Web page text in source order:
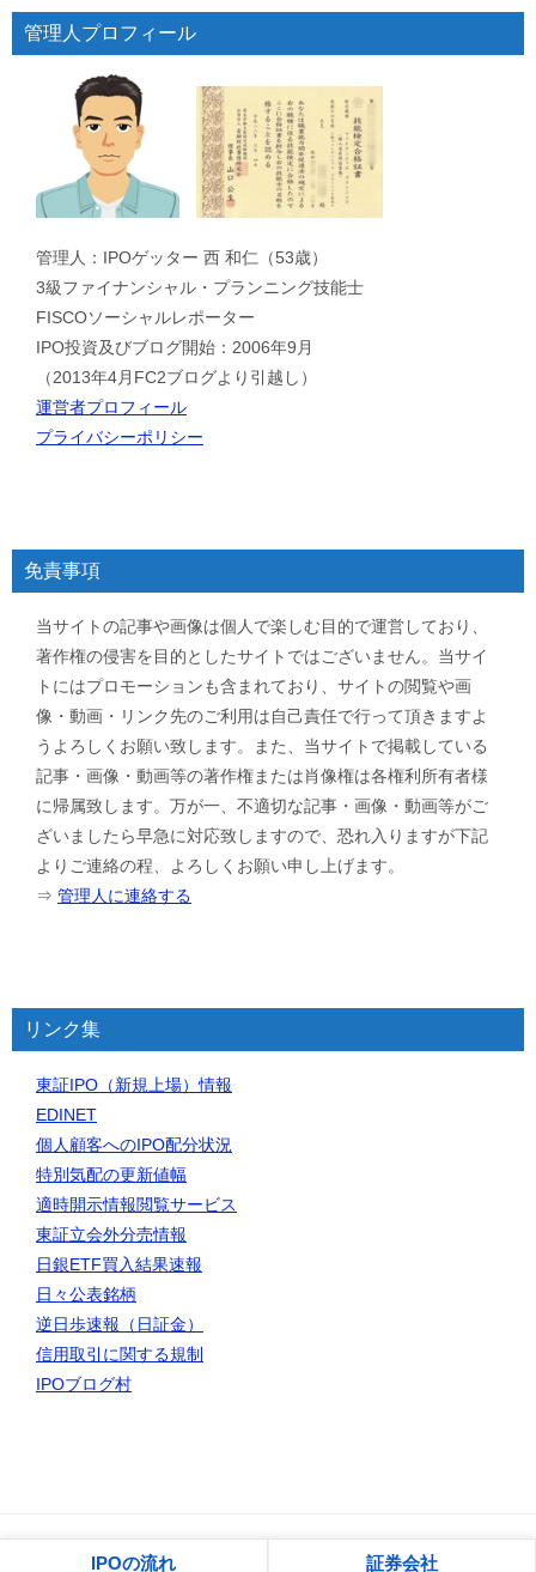
管理人プロフィール
管理人：IPOゲッター 西 和仁（53歳）
3級ファイナンシャル・プランニング技能士
FISCOソーシャルレポーター
IPO投資及びブログ開始：2006年9月
（2013年4月FC2ブログより引越し）
運営者プロフィール
プライバシーポリシー
免責事項
当サイトの記事や画像は個人で楽しむ目的で運営しており、
著作権の侵害を目的としたサイトではございません。当サイ
トにはプロモーションも含まれており、サイトの閲覧や画
像・動画・リンク先のご利用は自己責任で行って頂きますよ
うよろしくお願い致します。また、当サイトで掲載している
記事・画像・動画等の著作権または肖像権は各権利所有者様
に帰属致します。万が一、不適切な記事・画像・動画等がご
ざいましたら早急に対応致しますので、恐れ入りますが下記
よりご連絡の程、よろしくお願い申し上げます。
⇒ 管理人に連絡する
リンク集
東証IPO（新規上場）情報
EDINET
個人顧客へのIPO配分状況
特別気配の更新値幅
適時開示情報閲覧サービス
東証立会外分売情報
日銀ETF買入結果速報
日々公表銘柄
逆日歩速報（日証金）
信用取引に関する規制
IPOブログ村
IPOの流れ 証券会社